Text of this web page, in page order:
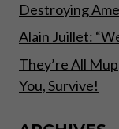
Destroying
Alain Juillet:
They’re All
You, Survive!